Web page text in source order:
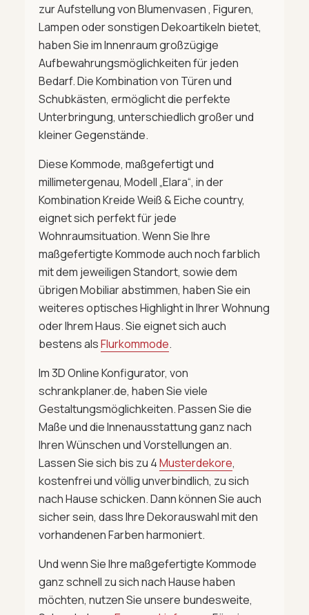
zur Aufstellung von Blumenvasen , Figuren,
Lampen oder sonstigen Dekoartikeln bietet,
haben Sie im Innenraum großzügige
Aufbewahrungsmöglichkeiten für jeden
Bedarf. Die Kombination von Türen und
Schubkästen, ermöglicht die perfekte
Unterbringung, unterschiedlich großer und
kleiner Gegenstände.
Diese Kommode, maßgefertigt und
millimetergenau, Modell „Elara“, in der
Kombination Kreide Weiß & Eiche country,
eignet sich perfekt für jede
Wohnraumsituation. Wenn Sie Ihre
maßgefertigte Kommode auch noch farblich
mit dem jeweiligen Standort, sowie dem
übrigen Mobiliar abstimmen, haben Sie ein
weiteres optisches Highlight in Ihrer Wohnung
oder Ihrem Haus. Sie eignet sich auch
bestens alsFlurkommode.
Im 3D Online Konfigurator, von
schrankplaner.de, haben Sie viele
Gestaltungsmöglichkeiten. Passen Sie die
Maße und die Innenausstattung ganz nach
Ihren Wünschen und Vorstellungen an.
Lassen Sie sich bis zu 4Musterdekore,
kostenfrei und völlig unverbindlich, zu sich
nach Hause schicken. Dann können Sie auch
sicher sein, dass Ihre Dekorauswahl mit den
vorhandenen Farben harmoniert.
Und wenn Sie Ihre maßgefertigte Kommode
ganz schnell zu sich nach Hause haben
möchten, nutzen Sie unsere bundesweite,